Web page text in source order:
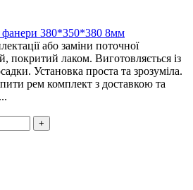
фанери 380*350*380 8мм
або заміни поточної
покритий лаком. Виготовляється із
Установка проста та зрозуміла.
рем комплект з доставкою та
+